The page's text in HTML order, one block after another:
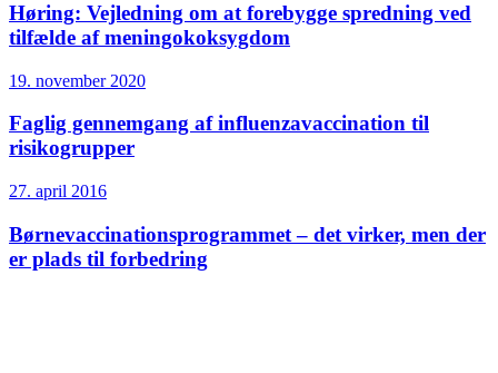
Høring: Vejledning om at forebygge spredning ved
tilfælde af meningokoksygdom
19. november 2020
Faglig gennemgang af influenza­vaccination til
risikogrupper
27. april 2016
Børne­vaccinations­programmet – det virker, men der
er plads til forbedring